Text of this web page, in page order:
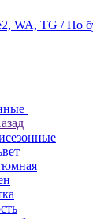
WA, TG / По